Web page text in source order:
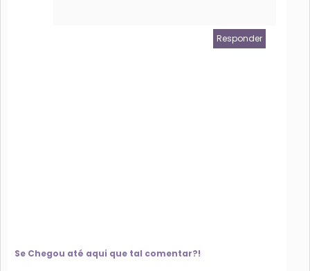
Responder
Se Chegou até aqui que tal comentar?!